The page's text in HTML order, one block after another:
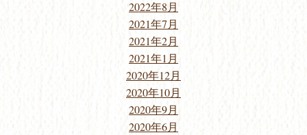
2022年8月
2021年7月
2021年2月
2021年1月
2020年12月
2020年10月
2020年9月
2020年6月